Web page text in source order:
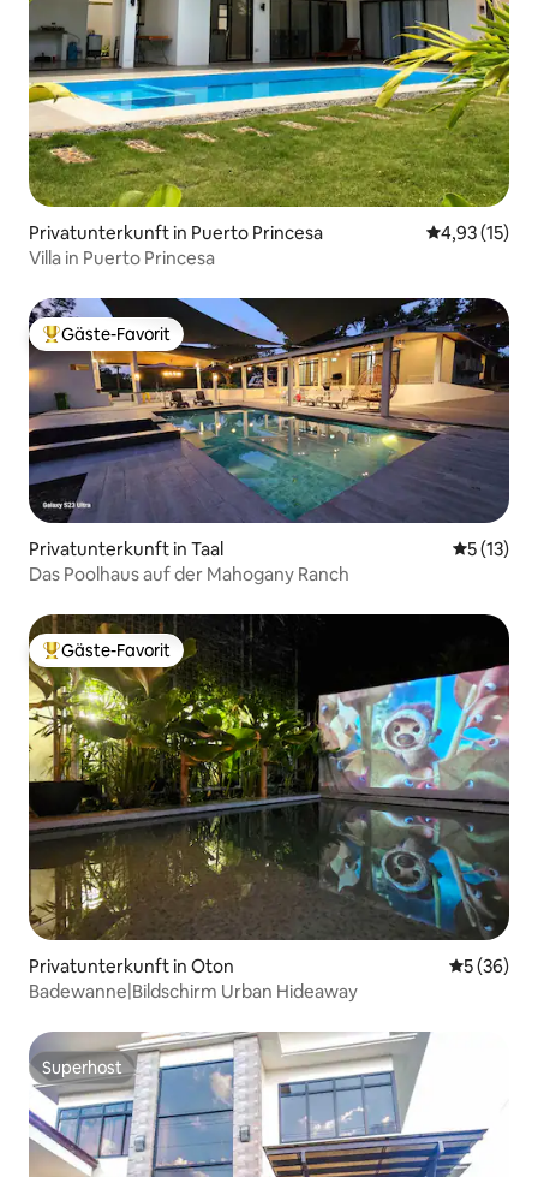
Privatunterkunft in Puerto Princesa
4,93 (15)
Villa in Puerto Princesa
Beliebter Gäste-Favorit.
Gäste-Favorit
Privatunterkunft in Taal
5 (13)
Das Poolhaus auf der Mahogany Ranch
Beliebter Gäste-Favorit.
Gäste-Favorit
Privatunterkunft in Oton
5 (36)
Badewanne|Bildschirm Urban Hideaway
Superhost
Superhost